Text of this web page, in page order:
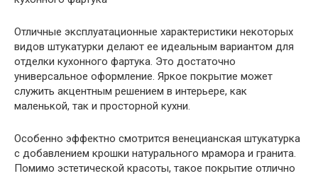
Отличные эксплуатационные характеристики некоторых
видов штукатурки делают ее идеальным вариантом для
отделки кухонного фартука. Это достаточно
универсальное оформление. Яркое покрытие может
служить акцентным решением в интерьере, как
маленькой, так и просторной кухни.
Особенно эффектно смотрится венецианская штукатурка
с добавлением крошки натурального мрамора и гранита.
Помимо эстетической красоты, такое покрытие отлично